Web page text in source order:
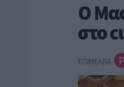
Ο
στο
ΕΠΙΜΕΛΕΙΑ